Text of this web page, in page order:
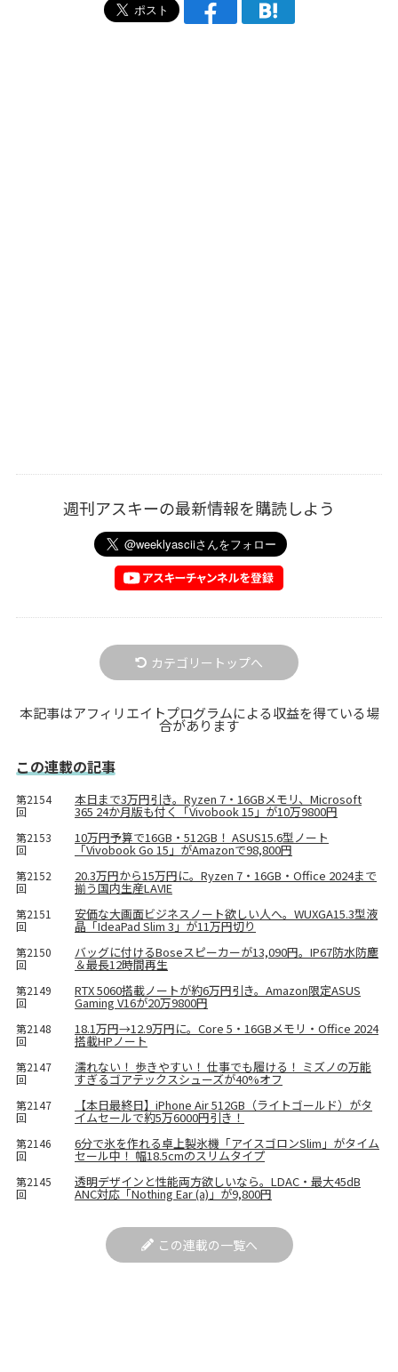
週刊アスキーの最新情報を購読しよう
カテゴリートップへ
本記事はアフィリエイトプログラムによる収益を得ている場
合があります
この連載の記事
第2154
回
本日まで3万円引き。Ryzen 7・16GBメモリ、Microsoft
365 24か月版も付く「Vivobook 15」が10万9800円
第2153
回
10万円予算で16GB・512GB！ ASUS15.6型ノート
「Vivobook Go 15」がAmazonで98,800円
第2152
回
20.3万円から15万円に。Ryzen 7・16GB・Office 2024まで
揃う国内生産LAVIE
第2151
回
安価な大画面ビジネスノート欲しい人へ。WUXGA15.3型液
晶「IdeaPad Slim 3」が11万円切り
第2150
回
バッグに付けるBoseスピーカーが13,090円。IP67防水防塵
＆最長12時間再生
第2149
回
RTX 5060搭載ノートが約6万円引き。Amazon限定ASUS
Gaming V16が20万9800円
第2148
回
18.1万円→12.9万円に。Core 5・16GBメモリ・Office 2024
搭載HPノート
第2147
回
濡れない！ 歩きやすい！ 仕事でも履ける！ ミズノの万能
すぎるゴアテックスシューズが40%オフ
第2147
回
【本日最終日】iPhone Air 512GB（ライトゴールド）がタ
イムセールで約5万6000円引き！
第2146
回
6分で氷を作れる卓上製氷機「アイスゴロンSlim」がタイム
セール中！ 幅18.5cmのスリムタイプ
第2145
回
透明デザインと性能両方欲しいなら。LDAC・最大45dB
ANC対応「Nothing Ear (a)」が9,800円
この連載の一覧へ